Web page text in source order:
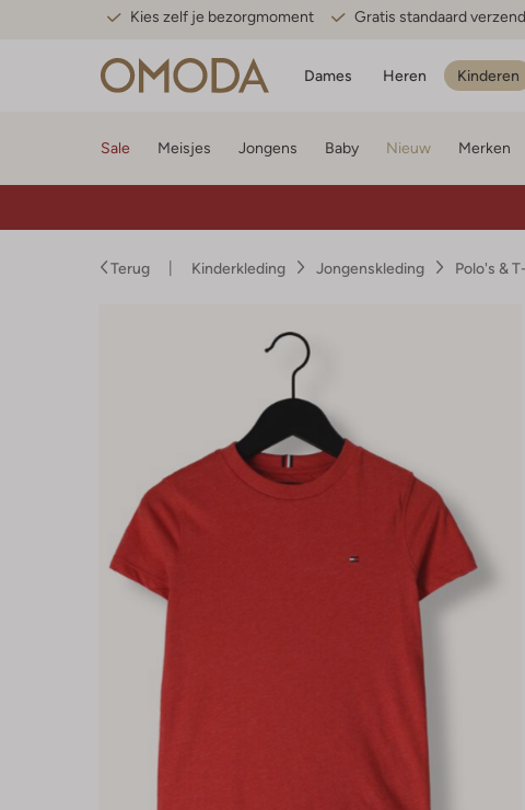
Kies zelf je bezorgmoment Gratis standaard
Dames Heren Kinderen
Sale Meisjes Jongens Baby Nieuw Merken
Terug Kinderkleding Jongenskleding Polo's &